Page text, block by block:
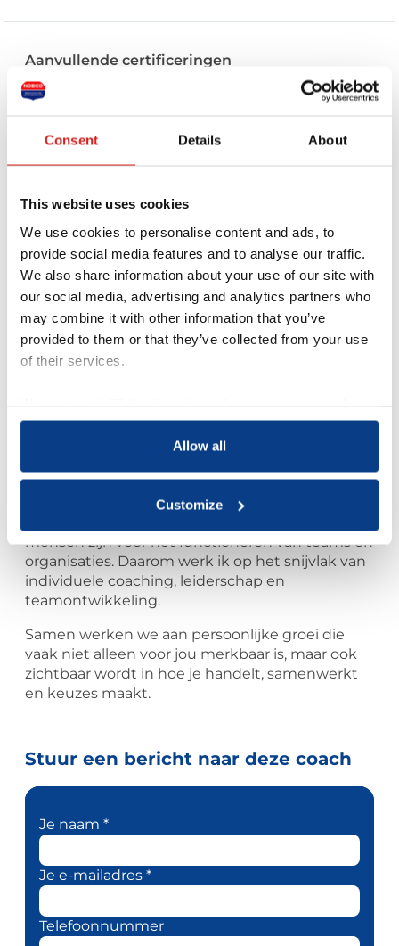
Consent Details About
This website uses cookies
We use cookies to personalise content and ads, to
provide social media features and to analyse our traffic.
We also share information about your use of our site with
our social media, advertising and analytics partners who
may combine it with other information that you’ve
provided to them or that they’ve collected from your use
of their services.
process your information.
Allow all
Customize
Aanvullende certificeringen
Geen aanvullende certificeringen
Over deze coach
Hallo, welkom op mijn profiel.
Echte ontwikkeling begint bij jou — en werkt
door in je team en je omgeving.
Als coach begeleid ik mensen en organisaties bij
het onderzoeken en ontwikkelen van wat voor
hen belangrijk is. Praktisch en nuchter, met
aandacht voor mens en context, en met
dagelijkse praktijk. In werk, in samenwerking en
in persoonlijk leiderschap.
Met ruim 40 jaar werkervaring, waarvan 25 jaar in
mensen zijn voor het functioneren van teams en
organisaties. Daarom werk ik op het snijvlak van
individuele coaching, leiderschap en
teamontwikkeling.
Samen werken we aan persoonlijke groei die
vaak niet alleen voor jou merkbaar is, maar ook
zichtbaar wordt in hoe je handelt, samenwerkt
en keuzes maakt.
Stuur een bericht naar deze coach
Je naam *
Je e-mailadres *
Telefoonnummer